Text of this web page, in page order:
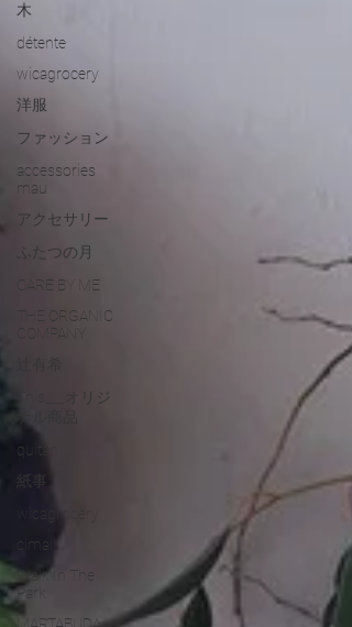
木
détente
wicagrocery
洋服
ファッション
accessories
mau
アクセサリー
ふたつの月
CARE BY ME
THE ORGANIC
COMPANY
This___オリジ
quitan
紙事
cimai
Walk In The
Park